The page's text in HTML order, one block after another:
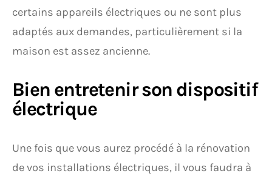
certains appareils électriques ou ne sont plus
adaptés aux demandes, particulièrement si la
maison est assez ancienne.
Bien entretenir son dispositif
électrique
Une fois que vous aurez procédé à la rénovation
de vos installations électriques, il vous faudra à